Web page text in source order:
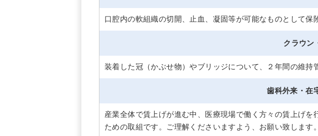
口腔内の軟組織の切開、止血、凝固等が可能なものとして保
クラウン
装着した冠（かぶせ物）やブリッジについて、２年間の維持
歯科外来・在
産業全体で賃上げが進む中、医療現場で働く方々の賃上げ
ための取組です。ご理解くださいますよう、お願い致します。